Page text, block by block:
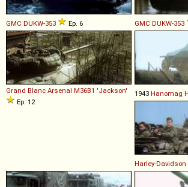
GMC DUKW-353 Ep. 6 GMC DUKW-353
Grand Blanc Arsenal M36B1 'Jackson'
Ep. 12
1943 Hanomag H
Harley-Davidson